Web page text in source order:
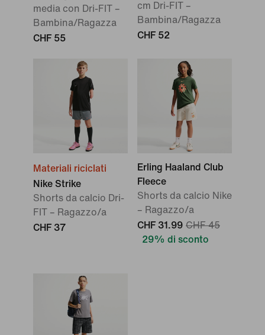
media con Dri-FIT –
Bambina/Ragazza
CHF 55
cm Dri-FIT –
Bambina/Ragazza
CHF 52
Materiali riciclati
Nike Strike
Shorts da calcio Dri-
FIT – Ragazzo/a
CHF 37
Erling Haaland Club
Fleece
Shorts da calcio Nike
– Ragazzo/a
CHF 31.99 CHF 45
29% di sconto